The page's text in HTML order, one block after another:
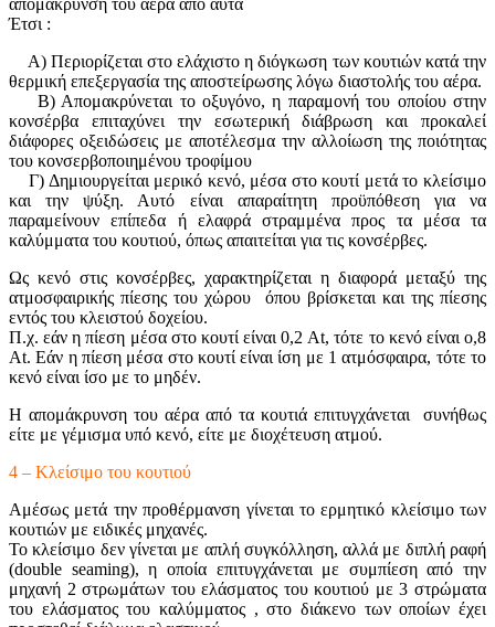
απομάκρυνση του αέρα από αυτά
Έτσι :
Α) Περιορίζεται στο ελάχιστο η διόγκωση των κουτιών κατά την
θερμική επεξεργασία της αποστείρωσης λόγω διαστολής του αέρα.
Β) Απομακρύνεται το οξυγόνο, η παραμονή του οποίου στην
κονσέρβα επιταχύνει την εσωτερική διάβρωση και προκαλεί
διάφορες οξειδώσεις με αποτέλεσμα την αλλοίωση της ποιότητας
του κονσερβοποιημένου τροφίμου
Γ) Δημιουργείται μερικό κενό, μέσα στο κουτί μετά το κλείσιμο
και την ψύξη. Αυτό είναι απαραίτητη προϋπόθεση για να
παραμείνουν επίπεδα ή ελαφρά στραμμένα προς τα μέσα τα
καλύμματα του κουτιού, όπως απαιτείται για τις κονσέρβες.
Ως κενό στις κονσέρβες, χαρακτηρίζεται η διαφορά μεταξύ της
ατμοσφαιρικής πίεσης του χώρου όπου βρίσκεται και της πίεσης
εντός του κλειστού δοχείου.
Π.χ. εάν η πίεση μέσα στο κουτί είναι 0,2 At, τότε το κενό είναι ο,8
At. Εάν η πίεση μέσα στο κουτί είναι ίση με 1 ατμόσφαιρα, τότε το
κενό είναι ίσο με το μηδέν.
Η απομάκρυνση του αέρα από τα κουτιά επιτυγχάνεται συνήθως
είτε με γέμισμα υπό κενό, είτε με διοχέτευση ατμού.
4 – Κλείσιμο του κουτιού
Αμέσως μετά την προθέρμανση γίνεται το ερμητικό κλείσιμο των
κουτιών με ειδικές μηχανές.
Το κλείσιμο δεν γίνεται με απλή συγκόλληση, αλλά με διπλή ραφή
(double seaming), η οποία επιτυγχάνεται με συμπίεση από την
μηχανή 2 στρωμάτων του ελάσματος του κουτιού με 3 στρώματα
του ελάσματος του καλύμματος , στο διάκενο των οποίων έχει